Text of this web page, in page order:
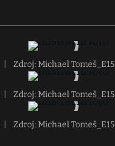
Zdroj: Michael Tomeš_E15
Zdroj: Michael Tomeš_E15
Zdroj: Michael Tomeš_E15